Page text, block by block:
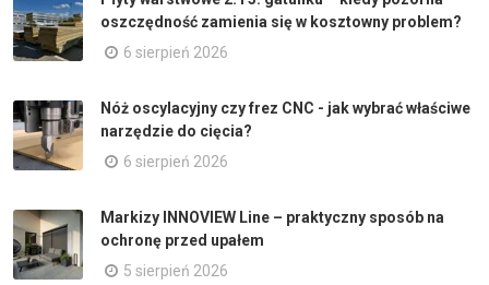
oszczędność zamienia się w kosztowny problem?
6 sierpień 2026
Nóż oscylacyjny czy frez CNC - jak wybrać właściwe
narzędzie do cięcia?
6 sierpień 2026
Markizy INNOVIEW Line – praktyczny sposób na
ochronę przed upałem
5 sierpień 2026